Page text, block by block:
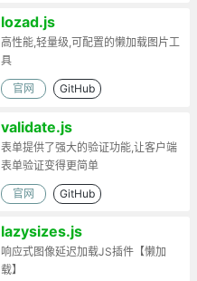
lozad.js
高性能,轻量级,可配置的懒加载图片工
具
官网 GitHub
validate.js
表单提供了强大的验证功能,让客户端
表单验证变得更简单
官网 GitHub
lazysizes.js
响应式图像延迟加载JS插件【懒加
载】